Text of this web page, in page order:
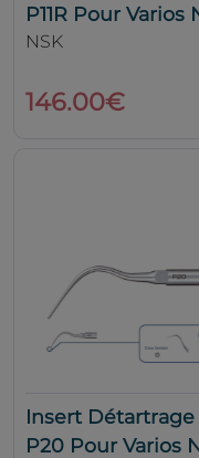
P11R Pour Varios
NSK
146.00€
Insert Détartrage
P20 Pour Varios